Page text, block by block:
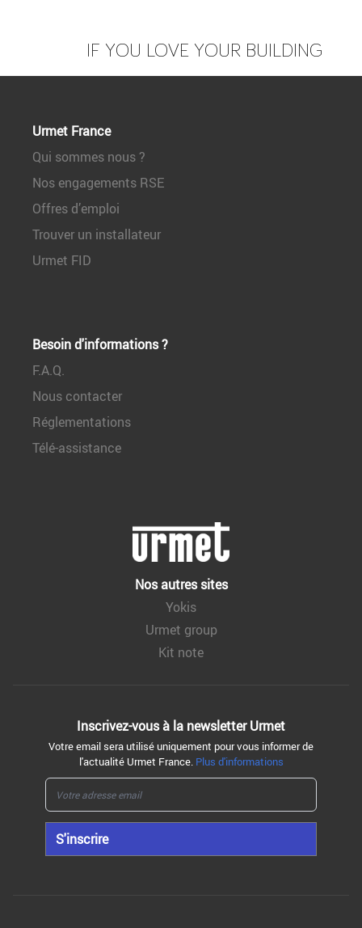
IF YOU LOVE YOUR BUILDING
Urmet France
Qui sommes nous ?
Nos engagements RSE
Offres d’emploi
Trouver un installateur
Urmet FID
Besoin d'informations ?
F.A.Q.
Nous contacter
Réglementations
Télé-assistance
Nos autres sites
Yokis
Urmet group
Kit note
Inscrivez-vous à la newsletter Urmet
Votre email sera utilisé uniquement pour vous informer de
l'actualité Urmet France. Plus d'informations
S'inscrire